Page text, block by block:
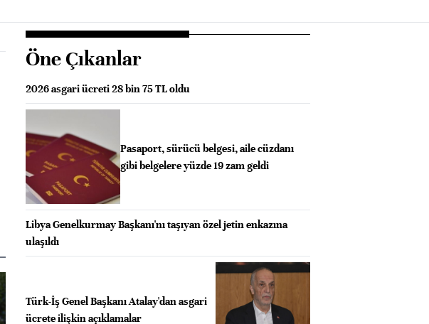
Öne Çıkanlar
2026 asgari ücreti 28 bin 75 TL oldu
Pasaport, sürücü belgesi, aile cüzdanı
gibi belgelere yüzde 19 zam geldi
Libya Genelkurmay Başkanı'nı taşıyan özel jetin enkazına
ulaşıldı
Türk-İş Genel Başkanı Atalay'dan asgari
ücrete ilişkin açıklamalar